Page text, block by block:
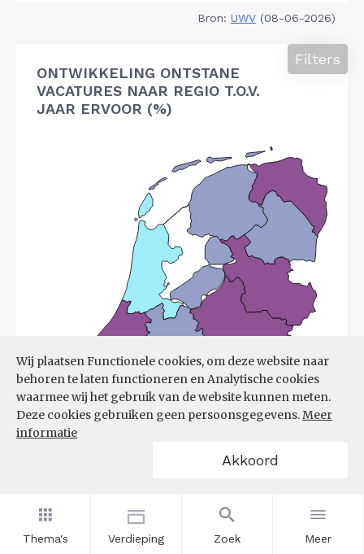
Thema's Verdieping Zoek Meer
Wij plaatsen Functionele cookies, om deze website naar
behoren te laten functioneren en Analytische cookies
waarmee wij het gebruik van de website kunnen meten.
Deze cookies gebruiken geen persoonsgegevens.Meer
informatie
Akkoord
Bron: UWV (08-06-2026)
ONTWIKKELING ONTSTANE
VACATURES NAAR REGIO T.O.V.
JAAR ERVOOR (%)
Filters
Bron:UWV (08-06-2026)